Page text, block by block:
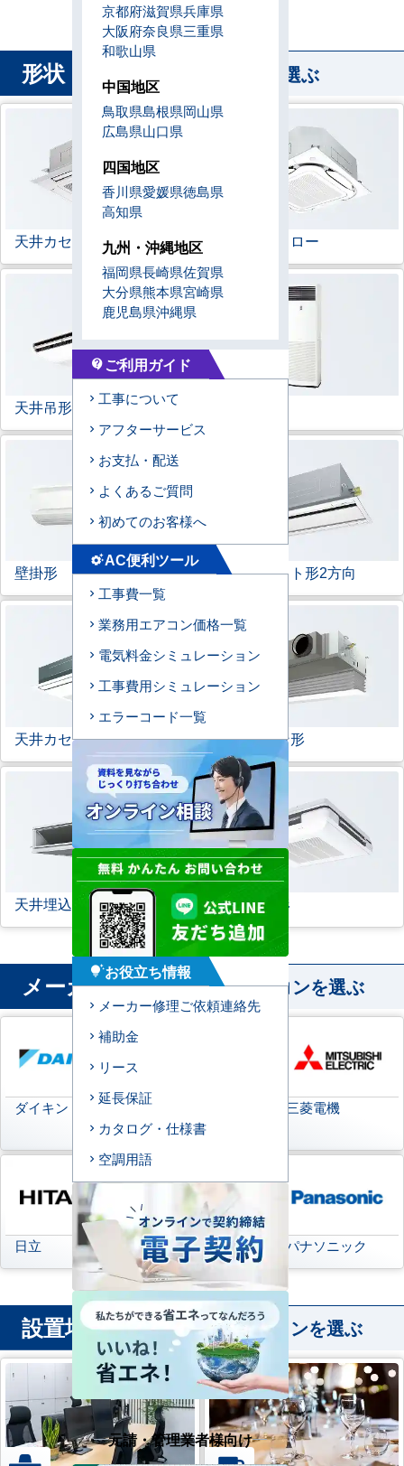
形状 から業務用エアコンを選ぶ
天井カセット形 4方向 ラウンドフロー
天井吊形
壁掛形 天井カセット形2方向
天井カセット形1方向 ビルトイン形
天井埋込ダクト形 天吊自在形
メーカー から業務用エアコンを選ぶ
ダイキン
日本キヤリア
(旧:東芝キヤリア)
三菱電機
日立 三菱重工 パナソニック
設置場所 から業務用エアコンを選ぶ
京都府滋賀県兵庫県
大阪府奈良県三重県
和歌山県
中国地区
鳥取県島根県岡山県
広島県山口県
四国地区
香川県愛媛県徳島県
高知県
九州・沖縄地区
福岡県長崎県佐賀県
大分県熊本県宮崎県
鹿児島県沖縄県
contact_support ご利用ガイド
工事について
アフターサービス
お支払・配送
よくあるご質問
初めてのお客様へ
settings_suggestAC便利ツール
工事費一覧
業務用エアコン価格一覧
電気料金シミュレーション
工事費用シミュレーション
エラーコード一覧
tips_and_updatesお役立ち情報
メーカー修理ご依頼連絡先
補助金
リース
延長保証
カタログ・仕様書
空調用語
元請・管理業者様向け